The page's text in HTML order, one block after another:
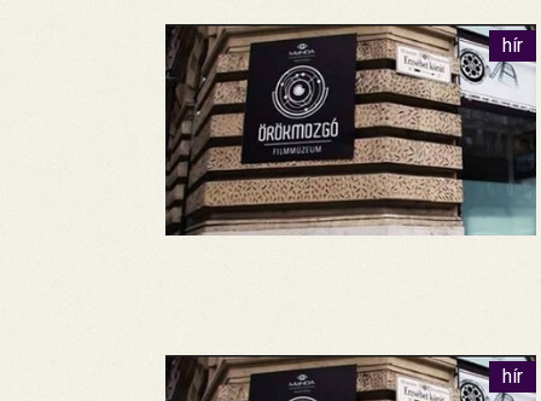
hír
hír